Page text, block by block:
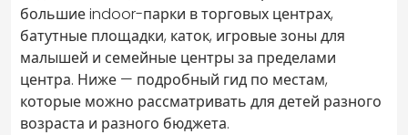
большие indoor-парки в торговых центрах,
батутные площадки, каток, игровые зоны для
малышей и семейные центры за пределами
центра. Ниже — подробный гид по местам,
которые можно рассматривать для детей разного
возраста и разного бюджета.